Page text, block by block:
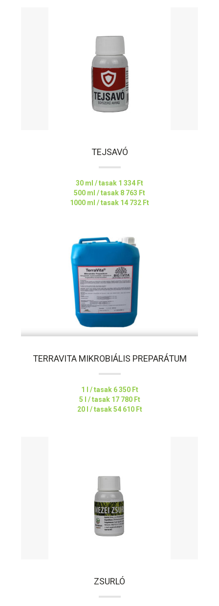
TEJSAVÓ
30 ml / tasak 1 334 Ft
500 ml / tasak 8 763 Ft
1000 ml / tasak 14 732 Ft
TERRAVITA MIKROBIÁLIS PREPARÁTUM
1 l / tasak 6 350 Ft
5 l / tasak 17 780 Ft
20 l / tasak54 610 Ft
ZSURLÓ